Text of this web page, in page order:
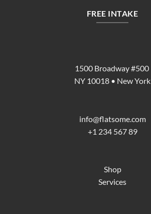
FREE INTAKE
1500 Broadway #500
NY 10018 • New York
info@flatsome.com
+1 234 567 89
Shop
Services